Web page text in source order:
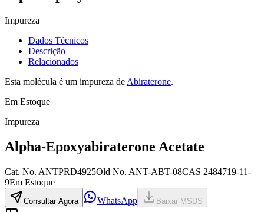
Impureza
Dados Técnicos
Descrição
Relacionados
Esta molécula é um impureza de Abiraterone.
Em Estoque
Impureza
Alpha-Epoxyabiraterone Acetate
Cat. No. ANTPRD4925Old No. ANT-ABT-08CAS 2484719-11-
9Em Estoque
Consultar Agora WhatsApp Baixar MSDS